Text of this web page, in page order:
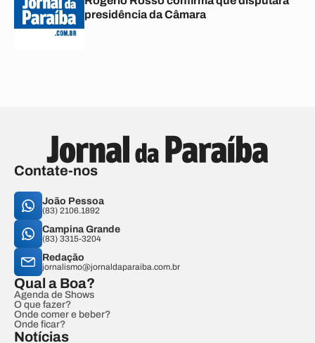
presidência da Câmara
Contate-nos
João Pessoa
(83) 2106.1892
Campina Grande
(83) 3315-3204
Redação
jornalismo@jornaldaparaiba.com.br
Qual a Boa?
Agenda de Shows
O que fazer?
Onde comer e beber?
Onde ficar?
Notícias